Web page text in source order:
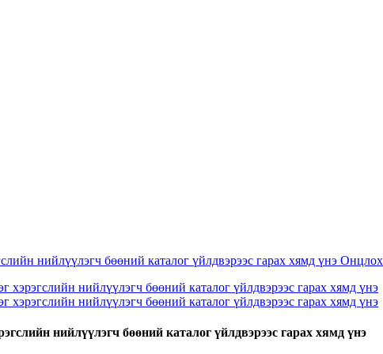
нийлүүлэгч бөөний каталог үйлдвэрээс гарах хямд үнэ